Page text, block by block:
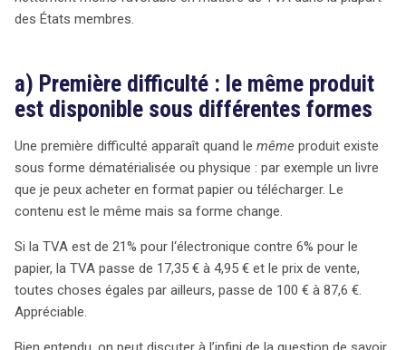
des États membres.
a) Première difficulté : le même produit
est disponible sous différentes formes
Une première difficulté apparaît quand le même produit existe
sous forme dématérialisée ou physique : par exemple un livre
que je peux acheter en format papier ou télécharger. Le
contenu est le même mais sa forme change.
Si la TVA est de 21% pour l‘électronique contre 6% pour le
papier, la TVA passe de 17,35 € à 4,95 € et le prix de vente,
toutes choses égales par ailleurs, passe de 100 € à 87,6 €.
Appréciable.